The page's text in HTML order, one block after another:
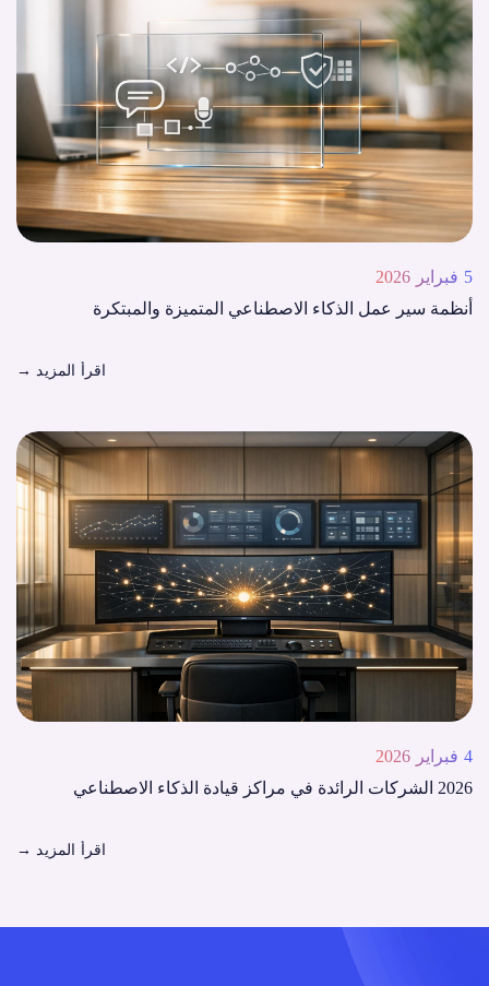
5 فبراير 2026
أنظمة سير عمل الذكاء الاصطناعي المتميزة والمبتكرة
اقرأ المزيد →
4 فبراير 2026
2026 الشركات الرائدة في مراكز قيادة الذكاء الاصطناعي
اقرأ المزيد →